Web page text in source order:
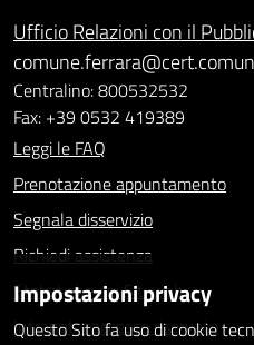
Ufficio Relazioni con il
Centralino: 800532532
Fax: +39 0532 419389
Leggi le FAQ
Prenotazione appuntamento
Segnala disservizio
Richiedi assistenza
Statistiche dei Siti web
Intranet - accesso riservato
Impostazioni privacy
Questo Sito fa uso di cookie